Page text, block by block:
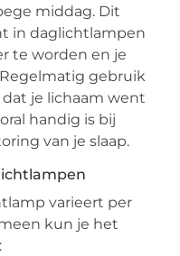
middag. Dit
in daglichtlampen
te worden en je
gebruik
je lichaam went
handig is bij
van je slaap.
varieert per
kun je het